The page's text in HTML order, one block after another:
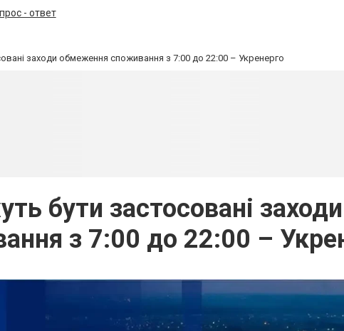
- ответ
заходи обмеження споживання з 7:00 до 22:00 – Укренерго
бути застосовані
з 7:00 до 22:00 –